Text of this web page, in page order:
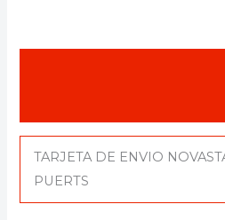
TARJETA DE ENVIO
PUERTS